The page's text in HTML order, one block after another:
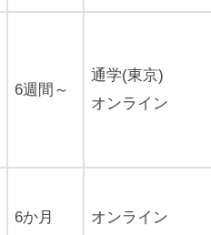
6週間～
通学(東京)
オンライン
6か月 オンライン